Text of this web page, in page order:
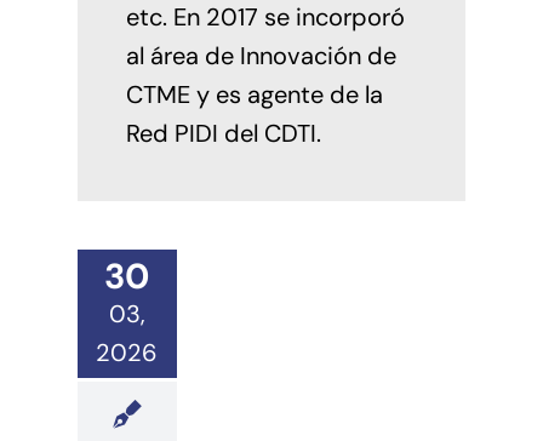
etc. En 2017 se incorporó
al área de Innovación de
CTME y es agente de la
Red PIDI del CDTI.
30
03,
2026